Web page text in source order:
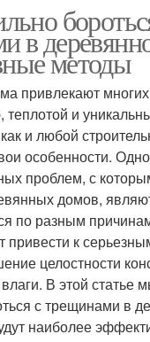
в
методы
привлекают
теплотой и
и любой
особенности.
проблем, с
домов,
по разным
привести к
целостности
В этой статье
с трещинами в
наиболее